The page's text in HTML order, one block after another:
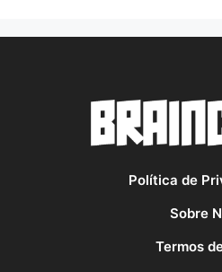
Política de
Sobre
Termos